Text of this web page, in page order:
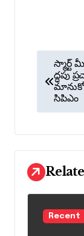
o
n
a
v
i
g
స్మార్ట్
ద్ధపు
సిపిఎం
Recent